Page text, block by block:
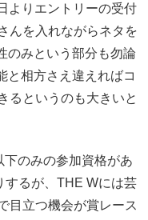
よりエントリーの受付
んを入れながらネタを
のみという部分も勿論
と相方さえ違えればコ
るというのも大きいと
のみの参加資格があ
するが、THE Wには芸
目立つ機会が賞レース